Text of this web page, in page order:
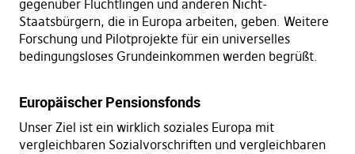
gegenüber Flüchtlingen und anderen Nicht-
Staatsbürgern, die in Europa arbeiten, geben. Weitere
Forschung und Pilotprojekte für ein universelles
bedingungsloses Grundeinkommen werden begrüßt.
Europäischer Pensionsfonds
Unser Ziel ist ein wirklich soziales Europa mit
vergleichbaren Sozialvorschriften und vergleichbaren